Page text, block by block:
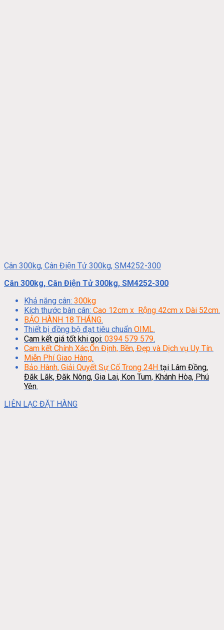
Cân 300kg, Cân Điện Tử 300kg, SM4252-300
Cân 300kg, Cân Điện Tử 300kg, SM4252-300
Khả năng cân: 300kg
Kích thước bàn cân: Cao 12cm x Rộng 42cm x Dài 52cm.
BẢO HÀNH 18 THÁNG.
Thiết bị đồng bộ đạt tiêu chuẩn OIML.
Cam kết giá tốt khi gọi: 0394 579 579.
Cam kết Chính Xác,Ổn Định, Bền, Đẹp và Dịch vụ Uy Tín.
Miễn Phí Giao Hàng.
Bảo Hành, Giải Quyết Sự Cố Trong 24H tại Lâm Đồng,
Đăk Lăk, Đăk Nông, Gia Lai, Kon Tum, Khánh Hòa, Phú
Yên.
LIÊN LẠC ĐẶT HÀNG